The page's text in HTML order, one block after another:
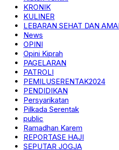
KRONIK
KULINER
LEBARAN SEHAT DAN
News
OPINI
Opini Kiprah
PAGELARAN
PATROLI
PEMILUSERENTAK2024
PENDIDIKAN
Persyarikatan
Pilkada Serentak
public
Ramadhan Karem
REPORTASE HAJI
SEPUTAR JOGJA